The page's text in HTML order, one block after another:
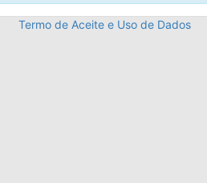
Termo de Aceite e Uso de Dados